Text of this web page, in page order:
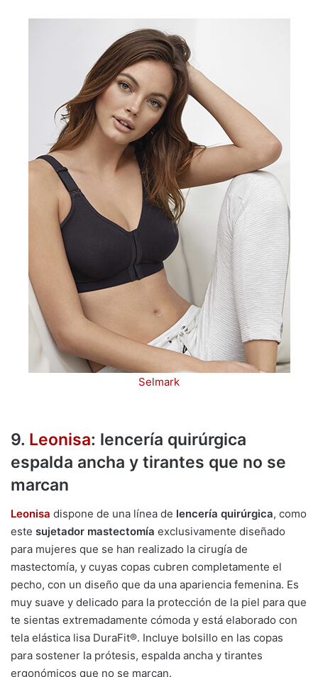
Selmark
9. Leonisa: lencería quirúrgica
espalda ancha y tirantes que no se
marcan
Leonisa dispone de una línea de lencería quirúrgica, como
este sujetador mastectomía exclusivamente diseñado
para mujeres que se han realizado la cirugía de
mastectomía, y cuyas copas cubren completamente el
pecho, con un diseño que da una apariencia femenina. Es
muy suave y delicado para la protección de la piel para que
te sientas extremadamente cómoda y está elaborado con
tela elástica lisa DuraFit®. Incluye bolsillo en las copas
para sostener la prótesis, espalda ancha y tirantes
ergonómicos que no se marcan.